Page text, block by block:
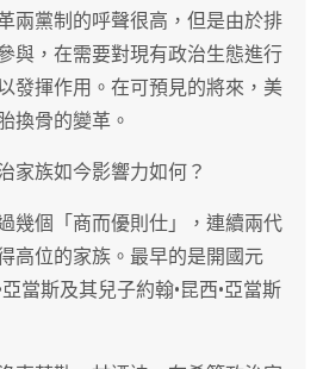
兩黨制的呼聲很高，但是由於排
與，在需要對現有政治生態進行
發揮作用。在可預見的將來，美
換骨的變革。
家族如今影響力如何？
幾個「商而優則仕」，連續兩代
高位的家族。最早的是開國元
當斯及其兒子約翰•昆西•亞當斯